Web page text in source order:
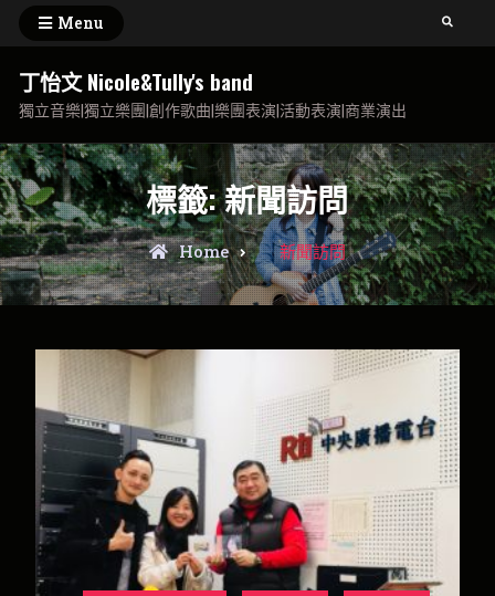
Skip
content
Menu Search
丁怡文 Nicole&Tully's band
獨立音樂|獨立樂團|創作歌曲|樂團表演|活動表演|商業演出
標籤:新聞訪問
Home
Posts
tagged
新聞訪問